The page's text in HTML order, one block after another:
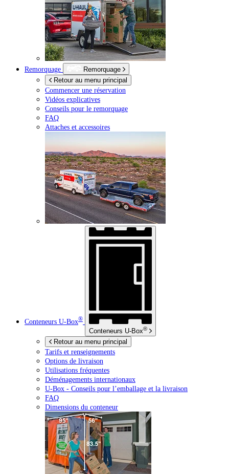
Remorquage
Remorquage
Retour au menu principal
Commencer une réservation
Vidéos explicatives
Conseils pour le remorquage
FAQ
Attaches et accessoires
Conteneurs U-Box®
Conteneurs U-Box®
Retour au menu principal
Tarifs et renseignements
Options de livraison
Utilisations fréquentes
Déménagements internationaux
U-Box - Conseils pour l’emballage et la livraison
FAQ
Dimensions du conteneur